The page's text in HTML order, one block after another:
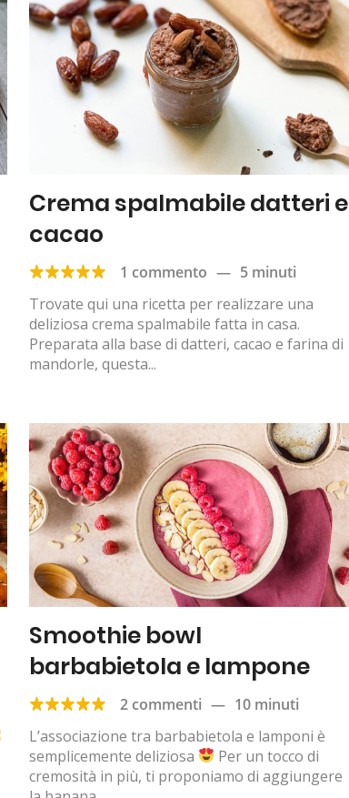
Crema spalmabile datteri e
cacao
1 commento — 5 minuti
Trovate qui una ricetta per realizzare una
deliziosa crema spalmabile fatta in casa.
Preparata alla base di datteri, cacao e farina di
mandorle, questa...
Smoothie bowl
barbabietola e lampone
2 commenti — 10 minuti
L’associazione tra barbabietola e lamponi è
semplicemente deliziosa
Per un tocco di
cremosità in più, ti proponiamo di aggiungere